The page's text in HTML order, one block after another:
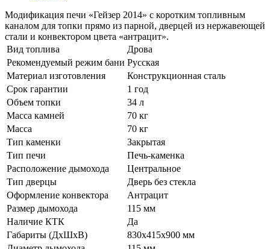
Модификация печи «Гейзер 2014» с коротким топливным
каналом для топки прямо из парной, дверцей из нержавеющей
стали и конвектором цвета «антрацит».
Вид топлива
Дрова
Рекомендуемый режим бани Русская
Материал изготовления
Конструкционная сталь
Срок гарантии
1 год
Объем топки
34 л
Масса камней
70 кг
Масса
70 кг
Тип каменки
Закрытая
Тип печи
Печь-каменка
Расположение дымохода
Центральное
Тип дверцы
Дверь без стекла
Оформление конвектора
Антрацит
Размер дымохода
115 мм
Наличие КТК
Да
Габариты (ДхШхВ)
830х415х900 мм